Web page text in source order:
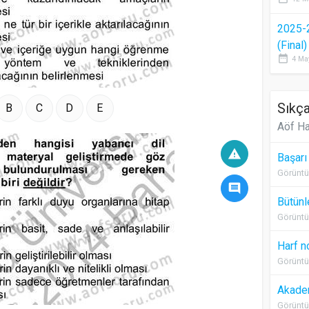
B C D E
warning
comment
2025-
(Final)
date_range 4
Aöf
Harf